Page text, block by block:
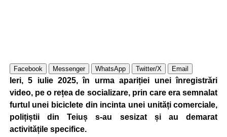
Facebook Messenger WhatsApp Twitter/X Email
Ieri, 5 iulie 2025, în urma apariției unei înregistrări
video, pe o rețea de socializare, prin care era semnalat
furtul unei biciclete din incinta unei unități comerciale,
polițiștii din Teiuș s-au sesizat și au demarat
activitățile specifice.